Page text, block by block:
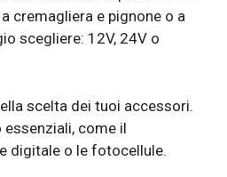
cremagliera e pignone o a
scegliere: 12V, 24V o
scelta dei tuoi accessori.
come il
digitale o le fotocellule.